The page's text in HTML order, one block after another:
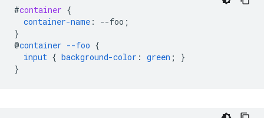
#container {
container-name : --foo ;
}
@container --foo {
input { background-color : green ;
}
}